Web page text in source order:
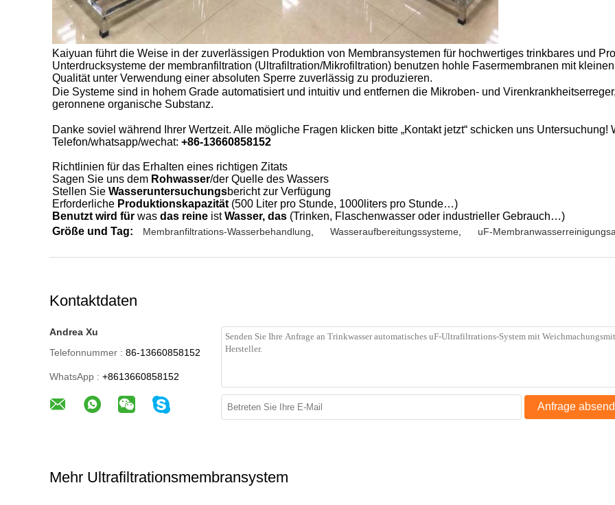
Kaiyuan führt die Weise in der zuverlässigen Produktion von Membransystemen für hochwertiges trinkbares und
Unterdrucksysteme der membranfiltration (Ultrafiltration/Mikrofiltration) benutzen hohle Fasermembranen mit
Qualität unter Verwendung einer absoluten Sperre zuverlässig zu produzieren.
Die Systeme sind in hohem Grade automatisiert und intuitiv und entfernen die Mikroben- und
geronnene organische Substanz.
Danke soviel während Ihrer Wertzeit. Alle mögliche Fragen klicken bitte „Kontakt jetzt“ schicken uns
Telefon/whatsapp/wechat: +86-13660858152
Richtlinien für das Erhalten eines richtigen Zitats
Sagen Sie uns dem Rohwasser/der Quelle des Wassers
Stellen Sie Wasseruntersuchungsberichtzur Verfügung
Erforderliche Produktionskapazität (500 Liter pro Stunde, 1000liters pro Stunde…)
Benutzt wird für was das reine istWasser, das (Trinken, Flaschenwasser oder industrieller Gebrauch…)
Größe und Tag:
Membranfiltrations-Wasserbehandlung, Wasseraufbereitungssysteme, uF-
Kontaktdaten
Andrea Xu
Telefonnummer : 86-13660858152
WhatsApp : +8613660858152
Anfrage
Mehr Ultrafiltrationsmembransystem